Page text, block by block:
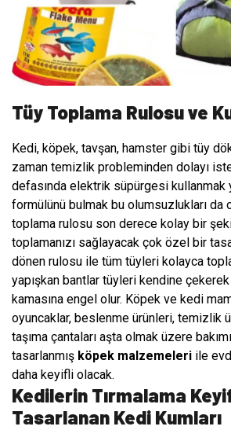
Tüy Toplama Rulosu ve
Kedi, köpek, tavşan, hamster gibi tüy
zaman temizlik probleminden dolayı
defasında elektrik süpürgesi kullanmak
formülünü bulmak bu olumsuzlukları da
toplama rulosu son derece kolay bir
toplamanızı sağlayacak çok özel bir
dönen rulosu ile tüm tüyleri kolayca
yapışkan bantlar tüyleri kendine
kamasına engel olur. Köpek ve kedi
oyuncaklar, beslenme ürünleri, temizlik
taşıma çantaları aşta olmak üzere
tasarlanmış köpek malzemeleri ile
daha keyifli olacak.
Kedilerin Tırmalama
Tasarlanan Kedi Kumları